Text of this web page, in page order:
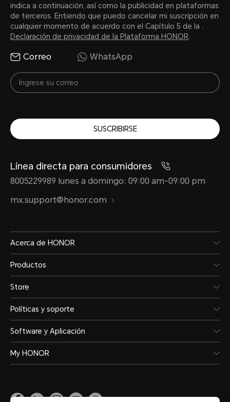
indica a continuación, así como la publicidad en plataformas
de terceros. Entiendo que puedo cancelar mi suscripción en
cualquier momento de acuerdo con el Capítulo 5 de la .
Declaración de privacidad de la Plataforma HONOR.
Correo WhatsApp
SUSCRIBIRSE
Línea directa para consumidores
8005229989 lunes a domingo: 09:00 am-09:00 pm
mx.support@honor.com
Acerca de HONOR
Productos
Store
Políticas y soporte
Software y Aplicación
My HONOR